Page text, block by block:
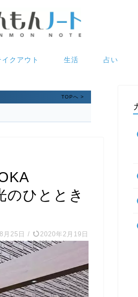
イクアウト 生活 占い
TOPへ >
のひととき
月25日 / 2020年2月19日